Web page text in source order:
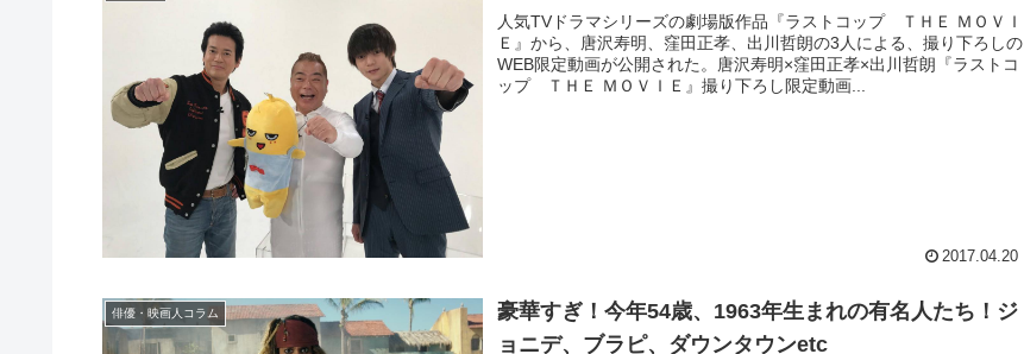
人気TVドラマシリーズの劇場版作品『ラストコップ ＴＨＥ ＭＯＶＩ
Ｅ』から、唐沢寿明、窪田正孝、出川哲朗の3人による、撮り下ろしの
WEB限定動画が公開された。唐沢寿明×窪田正孝×出川哲朗『ラストコ
ップ ＴＨＥ ＭＯＶＩＥ』撮り下ろし限定動画...
2017.04.20
俳優・映画人コラム
豪華すぎ！今年54歳、1963年生まれの有名人たち！ジ
ョニデ、ブラピ、ダウンタウンetc